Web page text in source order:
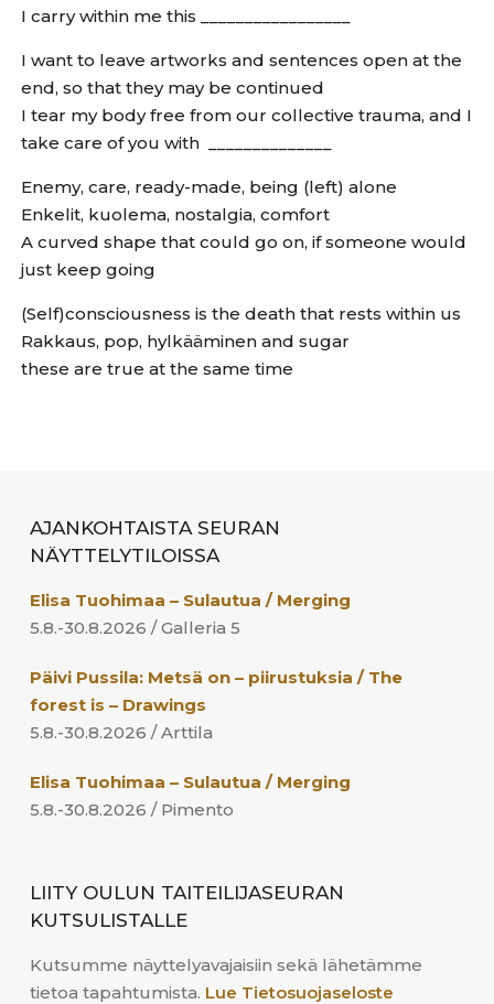
I carry within me this _________________
I want to leave artworks and sentences open at the
end, so that they may be continued
I tear my body free from our collective trauma, and I
take care of you with ______________
Enemy, care, ready-made, being (left) alone
Enkelit, kuolema, nostalgia, comfort
A curved shape that could go on, if someone would
just keep going
(Self)consciousness is the death that rests within us
Rakkaus, pop, hylkääminen and sugar
these are true at the same time
AJANKOHTAISTA SEURAN
NÄYTTELYTILOISSA
Elisa Tuohimaa – Sulautua / Merging
5.8.-30.8.2026 / Galleria 5
Päivi Pussila: Metsä on – piirustuksia / The
forest is – Drawings
5.8.-30.8.2026 / Arttila
Elisa Tuohimaa – Sulautua / Merging
5.8.-30.8.2026 / Pimento
LIITY OULUN TAITEILIJASEURAN
KUTSULISTALLE
Kutsumme näyttelyavajaisiin sekä lähetämme
tietoa tapahtumista. Lue Tietosuojaseloste